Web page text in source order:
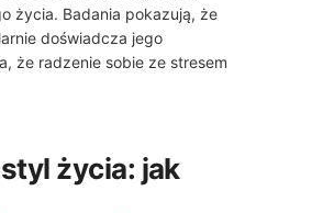
życia. Badania pokazują, że
doświadcza jego
że radzenie sobie ze stresem
życia: jak